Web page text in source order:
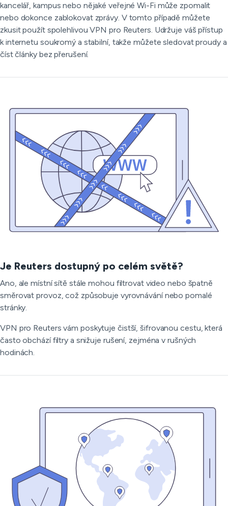
kancelář, kampus nebo nějaké veřejné Wi-Fi může zpomalit
nebo dokonce zablokovat zprávy. V tomto případě můžete
zkusit použít spolehlivou VPN pro Reuters. Udržuje váš přístup
k internetu soukromý a stabilní, takže můžete sledovat proudy a
číst články bez přerušení.
Je Reuters dostupný po celém světě?
Ano, ale místní sítě stále mohou filtrovat video nebo špatně
směrovat provoz, což způsobuje vyrovnávání nebo pomalé
stránky.
VPN pro Reuters vám poskytuje čistší, šifrovanou cestu, která
často obchází filtry a snižuje rušení, zejména v rušných
hodinách.